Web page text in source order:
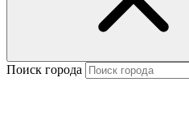
Поиск города